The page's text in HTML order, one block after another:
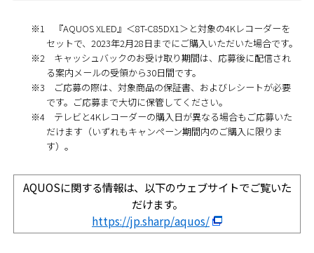
※1 『AQUOS XLED』＜8T-C85DX1＞と対象の4Kレコーダーを
セットで、2023年2月28日までにご購入いただいた場合です。
※2 キャッシュバックのお受け取り期間は、応募後に配信され
る案内メールの受領から30日間です。
※3 ご応募の際は、対象商品の保証書、およびレシートが必要
です。ご応募まで大切に保管してください。
※4 テレビと4Kレコーダーの購入日が異なる場合もご応募いた
だけます（いずれもキャンペーン期間内のご購入に限りま
す）。
AQUOSに関する情報は、以下のウェブサイトでご覧いた
だけます。
https://jp.sharp/aquos/